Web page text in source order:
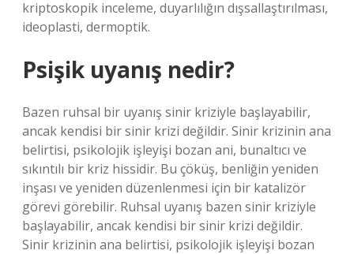
kriptoskopik inceleme, duyarlılığın dışsallaştırılması,
ideoplasti, dermoptik.
Psişik uyanış nedir?
Bazen ruhsal bir uyanış sinir kriziyle başlayabilir,
ancak kendisi bir sinir krizi değildir. Sinir krizinin ana
belirtisi, psikolojik işleyişi bozan ani, bunaltıcı ve
sıkıntılı bir kriz hissidir. Bu çöküş, benliğin yeniden
inşası ve yeniden düzenlenmesi için bir katalizör
görevi görebilir. Ruhsal uyanış bazen sinir kriziyle
başlayabilir, ancak kendisi bir sinir krizi değildir.
Sinir krizinin ana belirtisi, psikolojik işleyişi bozan